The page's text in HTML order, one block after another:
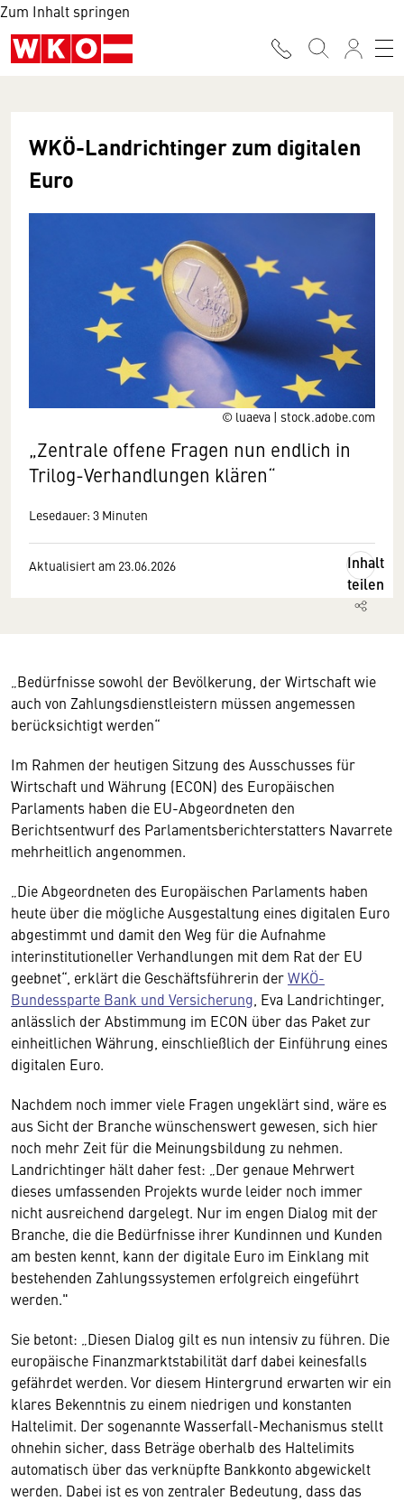
Zum Inhalt springen
© luaeva | stock.adobe.com
WKÖ-Landrichtinger zum digitalen
Euro
„Zentrale offene Fragen nun endlich in
Trilog-Verhandlungen klären“
Lesedauer: 3 Minuten
Aktualisiert am 23.06.2026
Inhalt
teilen
„Bedürfnisse sowohl der Bevölkerung, der Wirtschaft wie
auch von Zahlungsdienstleistern müssen angemessen
berücksichtigt werden“
Im Rahmen der heutigen Sitzung des Ausschusses für
Wirtschaft und Währung (ECON) des Europäischen
Parlaments haben die EU-Abgeordneten den
Berichtsentwurf des Parlamentsberichterstatters Navarrete
mehrheitlich angenommen.
„Die Abgeordneten des Europäischen Parlaments haben
heute über die mögliche Ausgestaltung eines digitalen Euro
abgestimmt und damit den Weg für die Aufnahme
interinstitutioneller Verhandlungen mit dem Rat der EU
geebnet“, erklärt die Geschäftsführerin derWKÖ-
Bundessparte Bank und Versicherung , Eva Landrichtinger,
anlässlich der Abstimmung im ECON über das Paket zur
einheitlichen Währung, einschließlich der Einführung eines
digitalen Euro.
Nachdem noch immer viele Fragen ungeklärt sind, wäre es
aus Sicht der Branche wünschenswert gewesen, sich hier
noch mehr Zeit für die Meinungsbildung zu nehmen.
Landrichtinger hält daher fest: „Der genaue Mehrwert
dieses umfassenden Projekts wurde leider noch immer
nicht ausreichend dargelegt. Nur im engen Dialog mit der
Branche, die die Bedürfnisse ihrer Kundinnen und Kunden
am besten kennt, kann der digitale Euro im Einklang mit
bestehenden Zahlungssystemen erfolgreich eingeführt
werden."
Sie betont: „Diesen Dialog gilt es nun intensiv zu führen. Die
europäische Finanzmarktstabilität darf dabei keinesfalls
gefährdet werden. Vor diesem Hintergrund erwarten wir ein
klares Bekenntnis zu einem niedrigen und konstanten
Haltelimit. Der sogenannte Wasserfall-Mechanismus stellt
ohnehin sicher, dass Beträge oberhalb des Haltelimits
automatisch über das verknüpfte Bankkonto abgewickelt
werden. Dabei ist es von zentraler Bedeutung, dass das